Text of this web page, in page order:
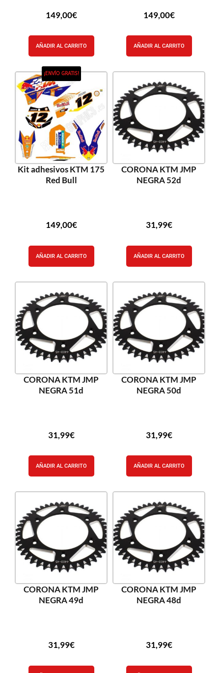
149,00€
AÑADIR AL CARRITO
149,00€
AÑADIR AL CARRITO
¡ENVÍO GRATIS!
Kit adhesivos KTM 175
Red Bull
149,00€
AÑADIR AL CARRITO
CORONA KTM JMP
NEGRA 52d
31,99€
AÑADIR AL CARRITO
CORONA KTM JMP
NEGRA 51d
31,99€
AÑADIR AL CARRITO
CORONA KTM JMP
NEGRA 50d
31,99€
AÑADIR AL CARRITO
CORONA KTM JMP
NEGRA 49d
31,99€
CORONA KTM JMP
NEGRA 48d
31,99€